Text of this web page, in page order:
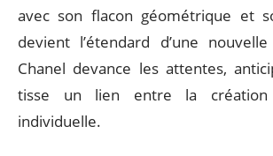
avec son flacon géométrique et
devient l’étendard d’une
Chanel devance les attentes,
tisse un lien entre la
individuelle.